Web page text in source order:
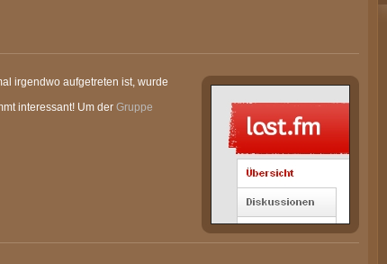
irgendwo aufgetreten ist, wurde
interessant! Um der Gruppe